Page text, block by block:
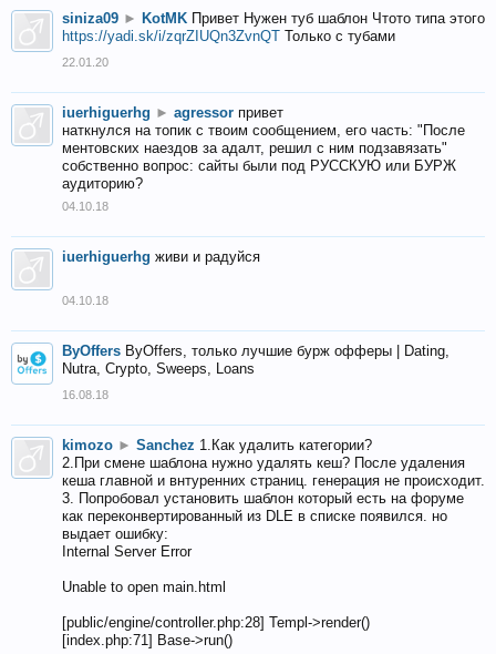
siniza09 ► KotMK Привет Нужен туб шаблон Чтото типа этого
https://yadi.sk/i/zqrZIUQn3ZvnQT Только с тубами
22.01.20
iuerhiguerhg ► agressor привет
наткнулся на топик с твоим сообщением, его часть: "После
ментовских наездов за адалт, решил с ним подзавязать"
собственно вопрос: сайты были под РУССКУЮ или БУРЖ
аудиторию?
04.10.18
iuerhiguerhg живи и радуйся
04.10.18
ByOffers ByOffers, только лучшие бурж офферы | Dating,
Nutra, Crypto, Sweeps, Loans
16.08.18
kimozo ► Sanchez 1.Как удалить категории?
2.При смене шаблона нужно удалять кеш? После удаления
кеша главной и внтуренних страниц. генерация не происходит.
3. Попробовал установить шаблон который есть на форуме
как переконвертированный из DLE в списке появился. но
выдает ошибку:
Internal Server Error
Unable to open main.html
[public/engine/controller.php:28] Templ->render()
[index.php:71] Base->run()